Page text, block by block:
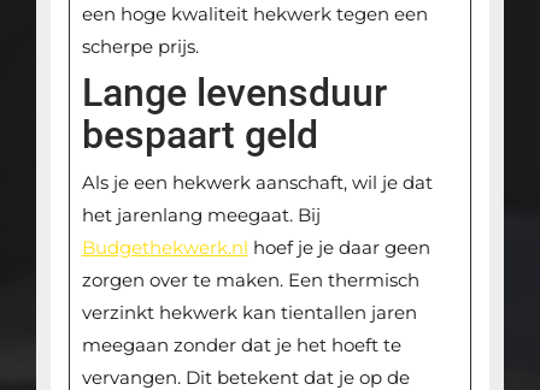
een hoge kwaliteit hekwerk tegen een
scherpe prijs.
Lange levensduur
bespaart geld
Als je een hekwerk aanschaft, wil je dat
het jarenlang meegaat. Bij
Budgethekwerk.nl hoef je je daar geen
zorgen over te maken. Een thermisch
verzinkt hekwerk kan tientallen jaren
meegaan zonder dat je het hoeft te
vervangen. Dit betekent dat je op de